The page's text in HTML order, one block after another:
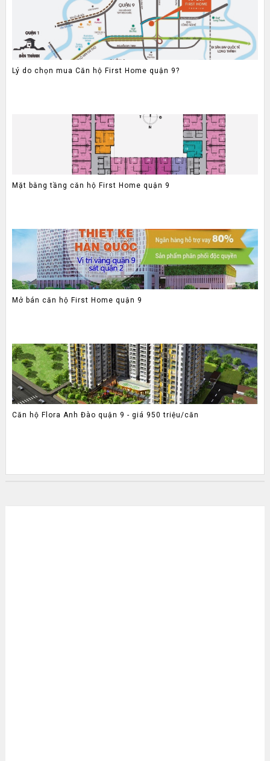
Lý do chọn mua Căn hộ First Home quận 9?
Mặt bằng tầng căn hộ First Home quận 9
Mở bán căn hộ First Home quận 9
Căn hộ Flora Anh Đào quận 9 - giá 950 triệu/căn